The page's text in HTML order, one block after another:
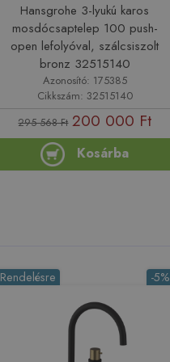
Hansgrohe 3-lyukú karos
mosdócsaptelep 100 push-
open lefolyóval, szálcsiszolt
bronz 32515140
Azonosító: 175385
Cikkszám: 32515140
295 568 Ft 200 000 Ft
Kosárba
-5%
Rendelésre